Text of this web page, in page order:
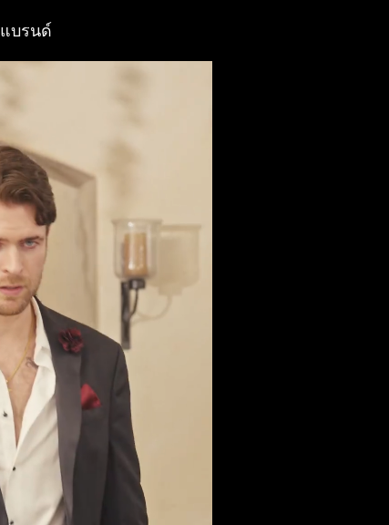
แบรนด์